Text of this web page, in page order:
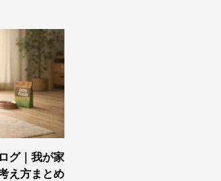
グ｜我が家
え方まとめ